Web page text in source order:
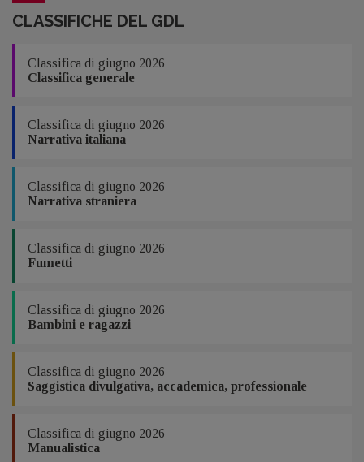
CLASSIFICHE DEL GDL
Classifica di giugno 2026
Classifica generale
Classifica di giugno 2026
Narrativa italiana
Classifica di giugno 2026
Narrativa straniera
Classifica di giugno 2026
Fumetti
Classifica di giugno 2026
Bambini e ragazzi
Classifica di giugno 2026
Saggistica divulgativa, accademica, professionale
Classifica di giugno 2026
Manualistica